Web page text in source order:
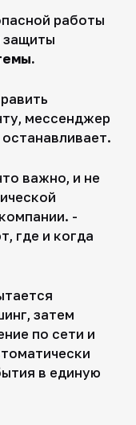
работы
защиты
мессенджер
важно, и не
-
где и когда
затем
по сети и
в единую